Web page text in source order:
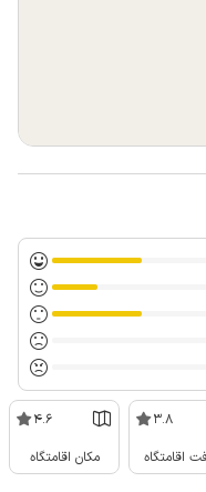
3.8
اقامتگاه
4.6
مکان اقامتگاه